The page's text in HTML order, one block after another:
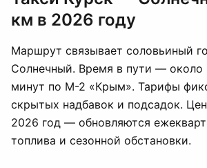
км в 2026 году
Маршрут связывает соловьиный
Солнечный. Время в пути — около
минут по М-2 «Крым». Тарифы
скрытых надбавок и подсадок.
2026 год — обновляются
топлива и сезонной обстановки.